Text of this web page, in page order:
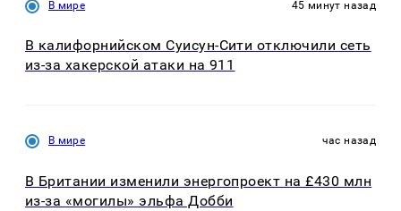
В мире 45 минут назад
В калифорнийском Суисун-Сити отключили сеть
из-за хакерской атаки на 911
В мире час назад
В Британии изменили энергопроект на £430 млн
из-за «могилы» эльфа Добби